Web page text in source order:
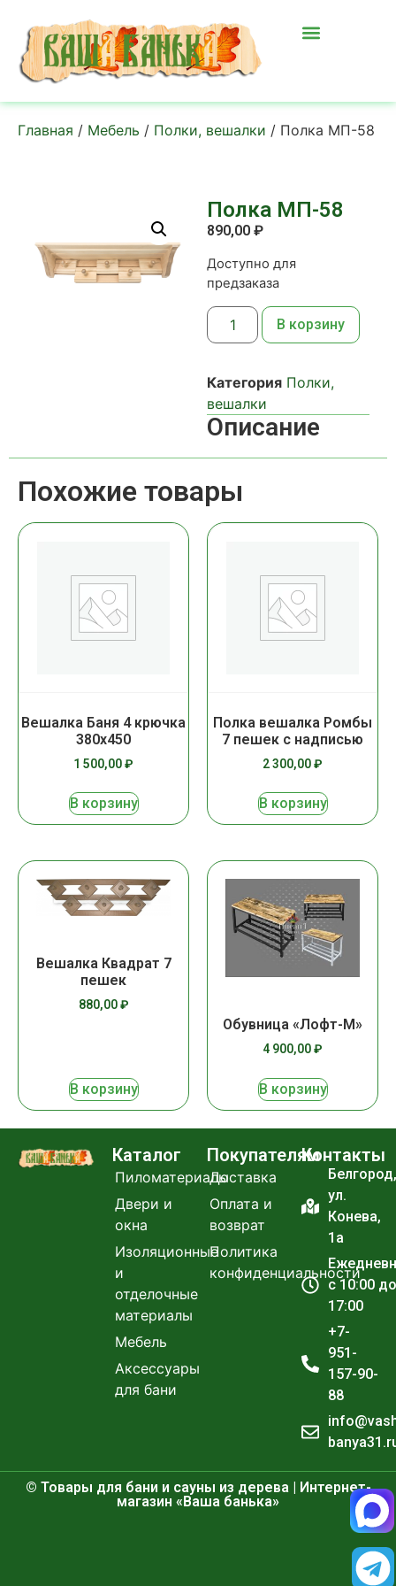
Главная / Мебель / Полки, вешалки / Полка МП-58
Полка МП-58
890,00 ₽
Доступно для
предзаказа
В корзину
Категория Полки,
вешалки
Описание
Похожие товары
Вешалка Баня 4 крючка
380х450
1 500,00₽
В корзину
Полка вешалка Ромбы
7 пешек с надписью
2 300,00₽
В корзину
Вешалка Квадрат 7
пешек
880,00₽
В корзину
Обувница «Лофт-М»
4 900,00₽
В корзину
Каталог
Пиломатериалы
Двери и
окна
Изоляционные
и
отделочные
материалы
Мебель
Аксессуары
для бани
Покупателям
Доставка
Оплата и
возврат
Политика
конфиденциальности
Контакты
Белгород,
ул.
Конева,
1а
с 10:00 до
17:00
+7-
951-
157-90-
88
© Товары для бани и сауны из дерева | Интернет-
магазин «Ваша банька»